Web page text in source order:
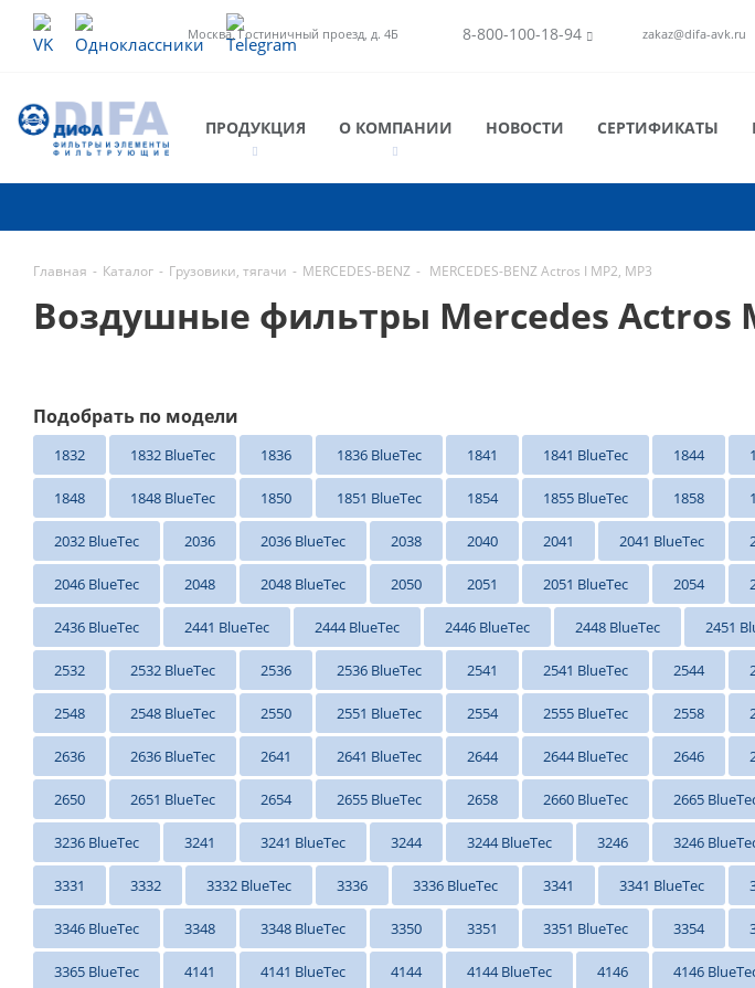
Москва, Гостиничный проезд, д. 4Б 8-800-100-18-94 zakaz@difa-avk.ru
ПРОДУКЦИЯ О КОМПАНИИ НОВОСТИ СЕРТИФИКАТЫ
Главная - Каталог - Грузовики, тягачи - MERCEDES-BENZ - MERCEDES-BENZ Actros I MP2, MP3
Воздушные фильтры Mercedes Actros
Подобрать по модели
1832 1832 BlueTec 1836 1836 BlueTec 1841 1841 BlueTec 1844
1848 1848 BlueTec 1850 1851 BlueTec 1854 1855 BlueTec 1858
2032 BlueTec 2036 2036 BlueTec 2038 2040 2041 2041 BlueTec
2046 BlueTec 2048 2048 BlueTec 2050 2051 2051 BlueTec 2054
2436 BlueTec 2441 BlueTec 2444 BlueTec 2446 BlueTec 2448 BlueTec 2451
2532 2532 BlueTec 2536 2536 BlueTec 2541 2541 BlueTec 2544
2548 2548 BlueTec 2550 2551 BlueTec 2554 2555 BlueTec 2558
2636 2636 BlueTec 2641 2641 BlueTec 2644 2644 BlueTec 2646
2650 2651 BlueTec 2654 2655 BlueTec 2658 2660 BlueTec 2665
3236 BlueTec 3241 3241 BlueTec 3244 3244 BlueTec 3246 3246
3331 3332 3332 BlueTec 3336 3336 BlueTec 3341 3341 BlueTec
3346 BlueTec 3348 3348 BlueTec 3350 3351 3351 BlueTec 3354
3365 BlueTec 4141 4141 BlueTec 4144 4144 BlueTec 4146 4146